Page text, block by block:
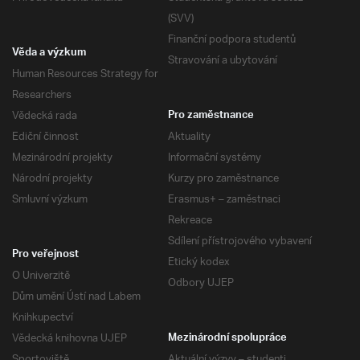
(SVV)
Finanční podpora studentů
Stravování a ubytování
Věda a výzkum
Human Resources Strategy for
Researchers
Vědecká rada
Ediční činnost
Mezinárodní projekty
Národní projekty
Smluvní výzkum
Pro zaměstnance
Aktuality
Informační systémy
Kurzy pro zaměstnance
Erasmus+ – zaměstnaci
Rekreace
Sdílení přístrojového vybavení
Etický kodex
Odbory UJEP
Pro veřejnost
O Univerzitě
Dům umění Ústí nad Labem
Knihkupectví
Vědecká knihovna UJEP
Mezinárodní spolupráce